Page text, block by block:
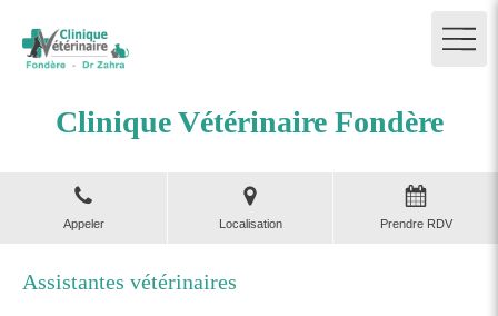
Clinique Vétérinaire Fondère
Appeler Localisation Prendre RDV
Assistantes vétérinaires